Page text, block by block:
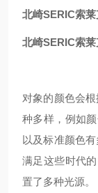
北崎SERIC索
北崎SERIC索
对象的颜色会
种多样，例如
以及标准颜色
满足这些时代
置了多种光源。